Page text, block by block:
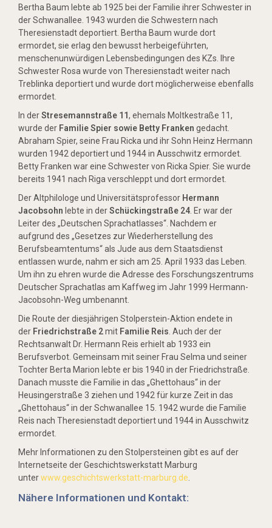
Bertha Baum lebte ab 1925 bei der Familie ihrer Schwester in
der Schwanallee. 1943 wurden die Schwestern nach
Theresienstadt deportiert. Bertha Baum wurde dort
ermordet, sie erlag den bewusst herbeigeführten,
menschenunwürdigen Lebensbedingungen des KZs. Ihre
Schwester Rosa wurde von Theresienstadt weiter nach
Treblinka deportiert und wurde dort möglicherweise ebenfalls
ermordet.
In derStresemannstraße 11, ehemals Moltkestraße 11,
wurde der Familie Spier sowie Betty Franken gedacht.
Abraham Spier, seine Frau Ricka und ihr Sohn Heinz Hermann
wurden 1942 deportiert und 1944 in Ausschwitz ermordet.
Betty Franken war eine Schwester von Ricka Spier. Sie wurde
bereits 1941 nach Riga verschleppt und dort ermordet.
Der Altphilologe und Universitätsprofessor Hermann
Jacobsohn lebte in derSchückingstraße 24 . Er war der
Leiter des „Deutschen Sprachatlasses“. Nachdem er
aufgrund des „Gesetzes zur Wiederherstellung des
Berufsbeamtentums“ als Jude aus dem Staatsdienst
entlassen wurde, nahm er sich am 25. April 1933 das Leben.
Um ihn zu ehren wurde die Adresse des Forschungszentrums
Deutscher Sprachatlas am Kaffweg im Jahr 1999 Hermann-
Jacobsohn-Weg umbenannt.
Die Route der diesjährigen Stolperstein-Aktion endete in
der Friedrichstraße 2mit Familie Reis . Auch der der
Rechtsanwalt Dr. Hermann Reis erhielt ab 1933 ein
Berufsverbot. Gemeinsam mit seiner Frau Selma und seiner
Tochter Berta Marion lebte er bis 1940 in der Friedrichstraße.
Danach musste die Familie in das „Ghettohaus“ in der
Heusingerstraße 3 ziehen und 1942 für kurze Zeit in das
„Ghettohaus“ in der Schwanallee 15. 1942 wurde die Familie
Reis nach Theresienstadt deportiert und 1944 in Ausschwitz
ermordet.
Mehr Informationen zu den Stolpersteinen gibt es auf der
Internetseite der Geschichtswerkstatt Marburg
unterwww.geschichtswerkstatt-marburg.de
Nähere Informationen und Kontakt: